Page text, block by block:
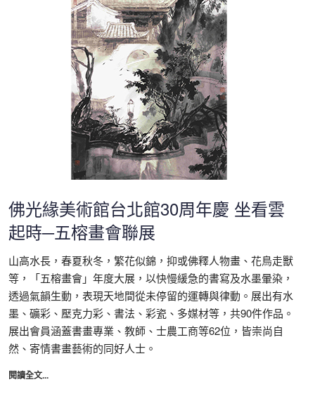
佛光緣美術館台北館30周年慶 坐看雲
起時─五榕畫會聯展
山高水長，春夏秋冬，繁花似錦，抑或佛釋人物畫、花鳥走獸
等，「五榕畫會」年度大展，以快慢緩急的書寫及水墨暈染，
透過氣韻生動，表現天地間從未停留的運轉與律動。展出有水
墨、礦彩、壓克力彩、書法、彩瓷、多媒材等，共90件作品。
展出會員涵蓋書畫專業、教師、士農工商等62位，皆崇尚自
然、寄情書畫藝術的同好人士。
閱讀全文...